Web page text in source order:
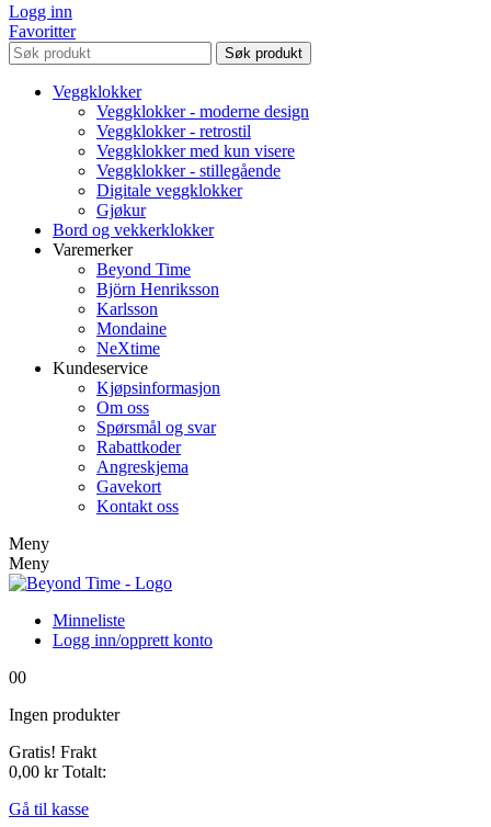
Logg inn
Favoritter
Søk produkt
Veggklokker
Veggklokker - moderne design
Veggklokker - retrostil
Veggklokker med kun visere
Veggklokker - stillegående
Digitale veggklokker
Gjøkur
Bord og vekkerklokker
Varemerker
Beyond Time
Björn Henriksson
Karlsson
Mondaine
NeXtime
Kundeservice
Kjøpsinformasjon
Om oss
Spørsmål og svar
Rabattkoder
Angreskjema
Gavekort
Kontakt oss
Meny
Meny
Minneliste
Logg inn/opprett konto
00
Ingen produkter
Gratis! Frakt
0,00 kr Totalt:
Gå til kasse